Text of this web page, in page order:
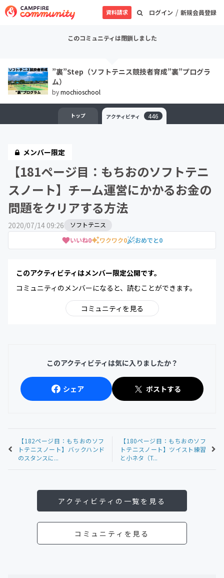
ログイン / 新規会員登録
資料請求
このコミュニティは閉鎖しました
”裏”Step（ソフトテニス競技者育成”裏”プログラ
ム）
bymochioschool
トップ アクティビティ 446
メンバー限定
【181ページ目：もちおのソフトテニ
スノート】チーム運営にかかるお金の
問題をクリアする方法
2020/07/14 09:26
いいね0 ワクワク0 おめでと0
ソフトテニス
このアクティビティはメンバー限定公開です。
コミュニティのメンバーになると、読むことができます。
コミュニティを見る
このアクティビティは気に入りましたか？
シェア ポストする
【182ページ目：もちおのソフ
トテニスノート】バックハンド
のスタンスに...
【180ページ目：もちおのソフ
トテニスノート】ツイスト練習
と小ネタ（T...
アクティビティの一覧を見る
コミュニティを見る